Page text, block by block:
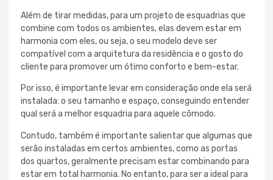
Além de tirar medidas, para um projeto de esquadrias que
combine com todos os ambientes, elas devem estar em
harmonia com eles, ou seja, o seu modelo deve ser
compatível com a arquitetura da residência e o gosto do
cliente para promover um ótimo conforto e bem-estar.
Por isso, é importante levar em consideração onde ela será
instalada: o seu tamanho e espaço, conseguindo entender
qual será a melhor esquadria para aquele cômodo.
Contudo, também é importante salientar que algumas que
serão instaladas em certos ambientes, como as portas
dos quartos, geralmente precisam estar combinando para
estar em total harmonia. No entanto, para ser a ideal para